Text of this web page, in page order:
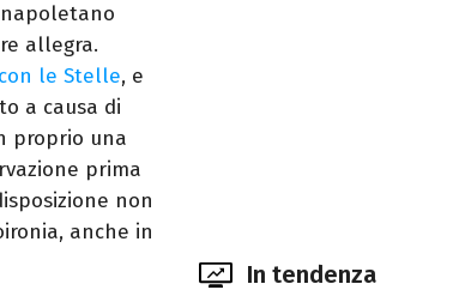
allegra.
le Stelle, e
a causa di
proprio una
prima
non
anche in
In tendenza